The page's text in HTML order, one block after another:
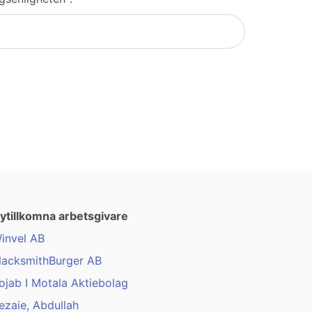
arbetsgivare
AB
AB
I Motala Aktiebolag
Abdullah